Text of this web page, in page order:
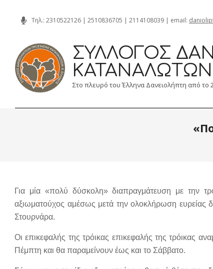
content
Τηλ.: 2310522126 | 2510836705 | 2114108039 | email:
ΣΎΛΛΟΓΟΣ
Στο πλευρό του Έλληνα Δανειολήπτη από το
Για μία «πολύ δύσκολη» διαπραγμάτευση με την
αξιωματούχος αμέσως μετά την ολοκλήρωση ευρείας
Στουρνάρα.
Οι επικεφαλής της τρόικας επικεφαλής της τρόικας
Πέμπτη και θα παραμείνουν έως και το Σάββατο.